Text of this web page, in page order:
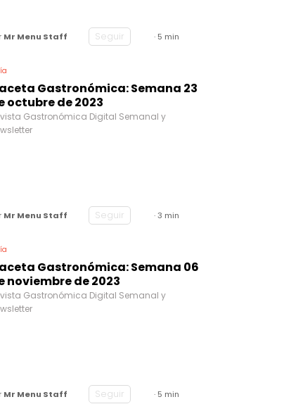
Mr Menu Staff Seguir · 5 min
Gastronómica: Semana 23
octubre de 2023
Gastronómica Digital Semanal y
Mr Menu Staff Seguir · 3 min
Gastronómica: Semana 06
noviembre de 2023
Gastronómica Digital Semanal y
Mr Menu Staff Seguir · 5 min